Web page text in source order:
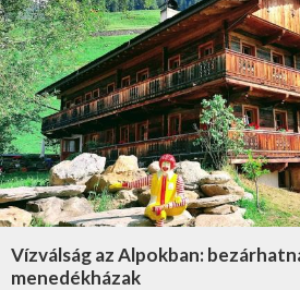
Vízválság az Alpokban:
menedékházak